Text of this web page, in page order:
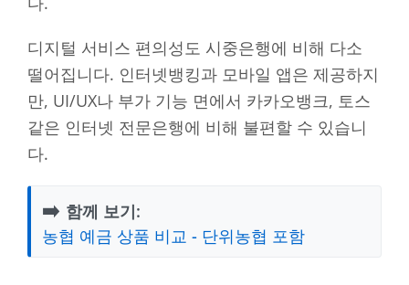
디지털 서비스 편의성도 시중은행에 비해 다소
떨어집니다. 인터넷뱅킹과 모바일 앱은 제공하지
만, UI/UX나 부가 기능 면에서 카카오뱅크, 토스
같은 인터넷 전문은행에 비해 불편할 수 있습니
다.
➡️ 함께 보기:
농협 예금 상품 비교 - 단위농협 포함